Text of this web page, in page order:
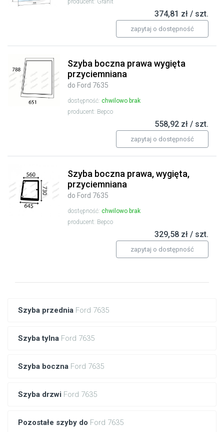
Szyba przednia Ford 7635
Szyba tylna Ford 7635
Szyba boczna Ford 7635
Szyba drzwi Ford 7635
Pozostałe szyby do Ford 7635
producent: Granit
374,81 zł / szt.
zapytaj o dostępność
Szyba boczna prawa wygięta
przyciemniana
do Ford 7635
dostępność: chwilowo brak
producent: Bepco
558,92 zł / szt.
zapytaj o dostępność
Szyba boczna prawa, wygięta,
przyciemniana
do Ford 7635
dostępność: chwilowo brak
producent: Bepco
329,58 zł / szt.
zapytaj o dostępność